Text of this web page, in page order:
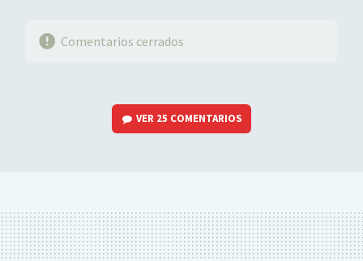
Comentarios cerrados
VER 25 COMENTARIOS